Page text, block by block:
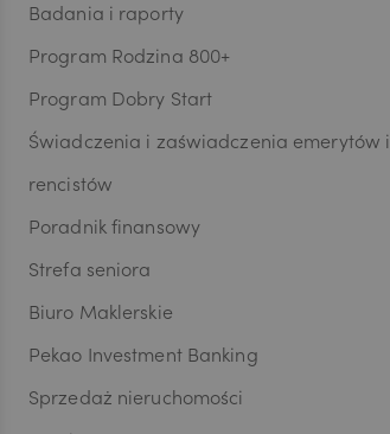
DKK
Badania i raporty
Program Rodzina 800+
Program Dobry Start
Świadczenia i zaświadczenia emerytów i
rencistów
Poradnik finansowy
Strefa seniora
Biuro Maklerskie
Pekao Investment Banking
Sprzedaż nieruchomości